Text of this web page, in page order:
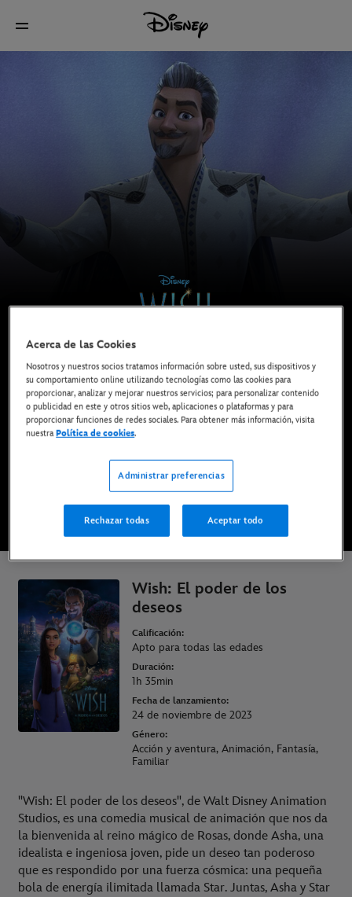
Ya disponible en Disney+*, DVD, Blu-ray y compra
digital
DISFRÚTALA EN DISNEY+
COMPRAR LA PELÍCULA
* Imprescindible tener una suscripción | Planes desde solo 6,99€ al mes
Wish: El poder de los
deseos
Calificación:
Apto para todas las edades
Duración:
1h 35min
Fecha de lanzamiento:
24 de noviembre de 2023
Género:
Acción y aventura, Animación, Fantasía,
Familiar
"Wish: El poder de los deseos", de Walt Disney Animation
Studios, es una comedia musical de animación que nos da
la bienvenida al reino mágico de Rosas, donde Asha, una
idealista e ingeniosa joven, pide un deseo tan poderoso
que es respondido por una fuerza cósmica: una pequeña
bola de energía ilimitada llamada Star. Juntas, Asha y Star
Acerca de las Cookies
Nosotros y nuestros socios tratamos información sobre usted, sus dispositivos y
su comportamiento online utilizando tecnologías como las cookies para
proporcionar, analizar y mejorar nuestros servicios; para personalizar contenido
o publicidad en este y otros sitios web, aplicaciones o plataformas y para
proporcionar funciones de redes sociales. Para obtener más información, visita
nuestraPolítica de cookies.
Administrar preferencias
Rechazar todas Aceptar todo